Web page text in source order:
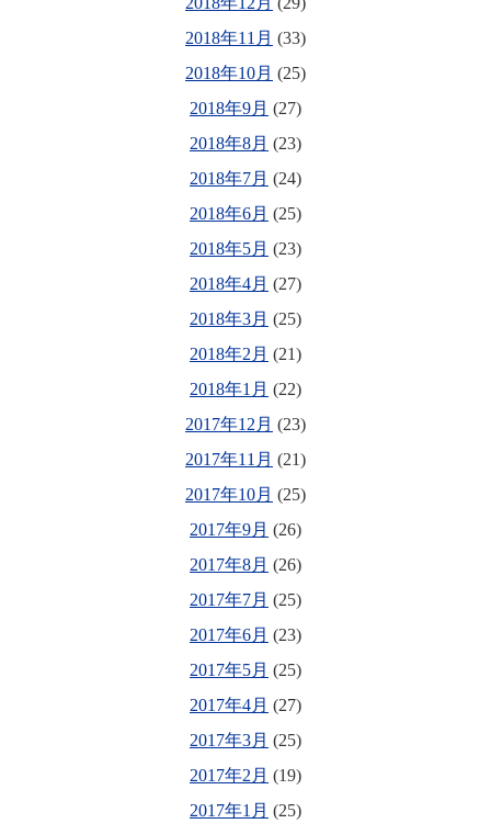
2018年11月 (33)
2018年10月 (25)
2018年9月 (27)
2018年8月 (23)
2018年7月 (24)
2018年6月 (25)
2018年5月 (23)
2018年4月 (27)
2018年3月 (25)
2018年2月 (21)
2018年1月 (22)
2017年12月 (23)
2017年11月 (21)
2017年10月 (25)
2017年9月 (26)
2017年8月 (26)
2017年7月 (25)
2017年6月 (23)
2017年5月 (25)
2017年4月 (27)
2017年3月 (25)
2017年2月 (19)
2017年1月 (25)